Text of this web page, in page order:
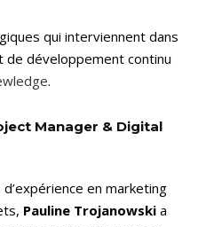
qui interviennent dans
de développement continu
.
Manager & Digital
en marketing
Pauline Trojanowski a